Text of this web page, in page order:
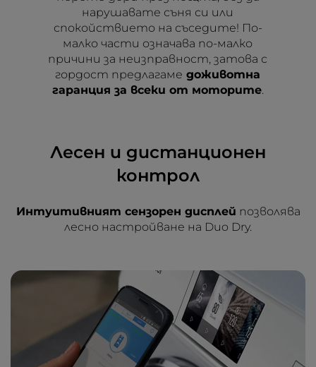
нарушавате съня си или
спокойствието на съседите! По-
малко части означава по-малко
причини за неизправност, затова с
гордост предлагаме доживотна
гаранция за всеки от моторите.
Лесен и дистанционен
контрол
Интуитивният сензорен дисплей позволява
лесно настройване на Duo Dry.